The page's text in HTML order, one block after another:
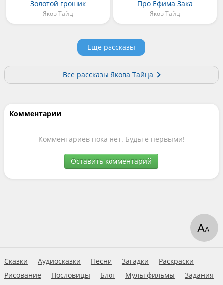
Золотой грошик
Яков Тайц
Про Ефима Зака
Яков Тайц
Еще рассказы
Все рассказы Якова Тайца
Комментарии
Комментариев пока нет. Будьте первыми!
Оставить комментарий
Сказки Аудиосказки Песни Загадки
Раскраски
Рисование
Пословицы Блог Мультфильмы
Задания
АА